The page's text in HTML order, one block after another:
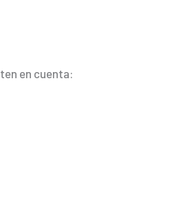
ten en cuenta: